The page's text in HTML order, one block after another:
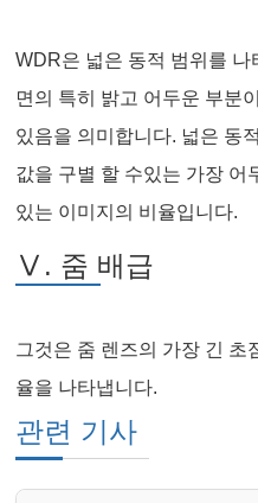
WDR은 넓은 동적 범위를
면의 특히 밝고 어두운 부분
있음을 의미합니다. 넓은 동
값을 구별 할 수있는 가장 어
있는 이미지의 비율입니다.
Ⅴ. 줌 배급
그것은 줌 렌즈의 가장 긴 초
율을 나타냅니다.
관련 기사